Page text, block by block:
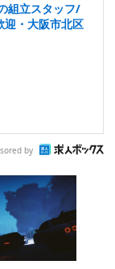
組立スタッフ/
迎・大阪市北区
by